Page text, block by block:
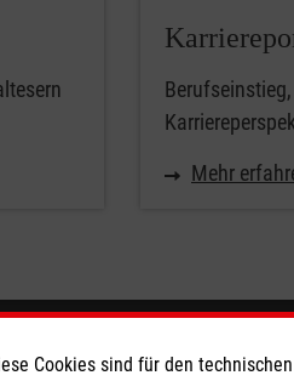
Mehr
Spendenkonto
Cookies sind für den